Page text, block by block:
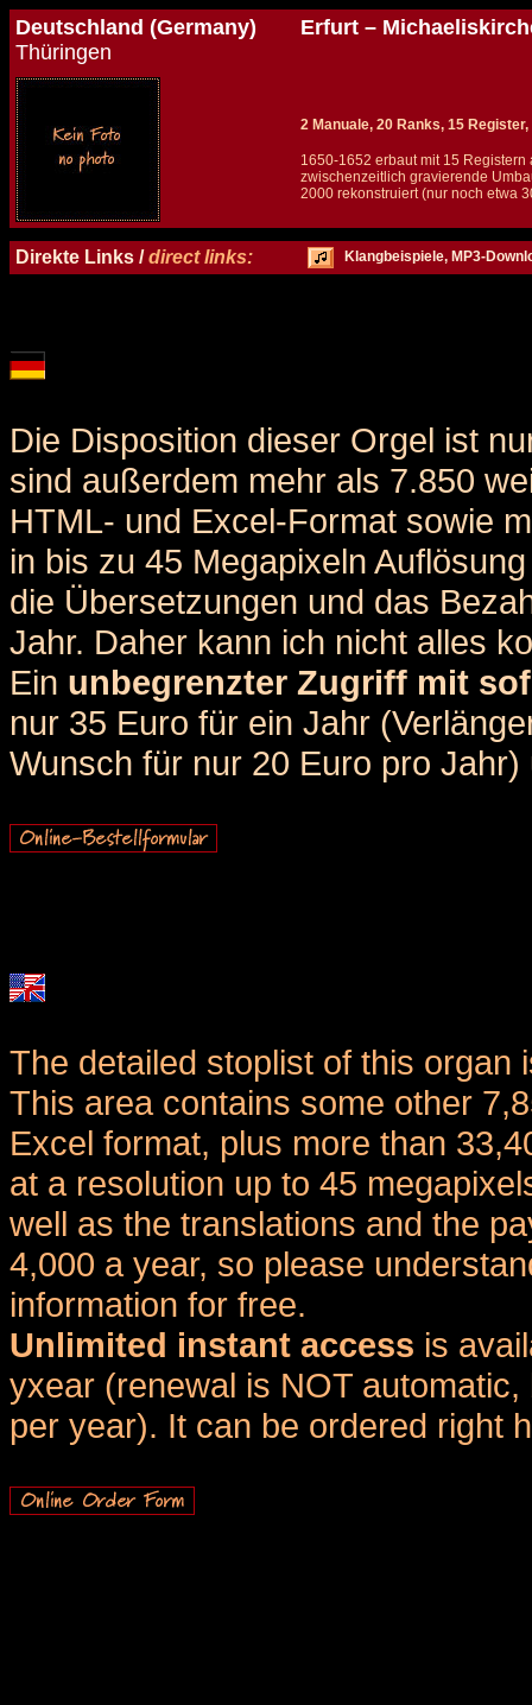
Deutschland (Germany)
Thüringen
Erfurt –
2 Manuale, 20 Ranks, 15
1650-1652 erbaut mit 15
zwischenzeitlich gravierende
2000 rekonstruiert (nur noch etwa
Direkte Links /direct links: Klangbeispiele, MP3-
Die Disposition dieser Orgel ist
sind außerdem mehr als 7.850
HTML- und Excel-Format sowie
in bis zu 45 Megapixeln
die Übersetzungen und das
Jahr. Daher kann ich nicht alles
Ein unbegrenzter Zugriff mit
nur 35 Euro für ein Jahr
Wunsch für nur 20 Euro pro
The detailed stoplist of this
This area contains some other
Excel format, plus more than
at a resolution up to 45
well as the translations and the
4,000 a year, so please
information for free.
Unlimited instant access is
yxear (renewal is NOT
per year). It can be ordered right